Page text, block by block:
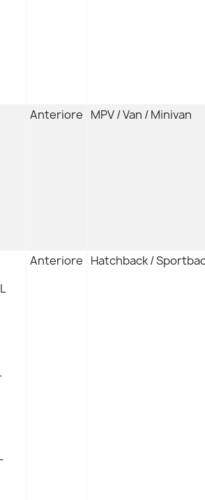
Anteriore MPV / Van / Minivan
Anteriore Hatchback /